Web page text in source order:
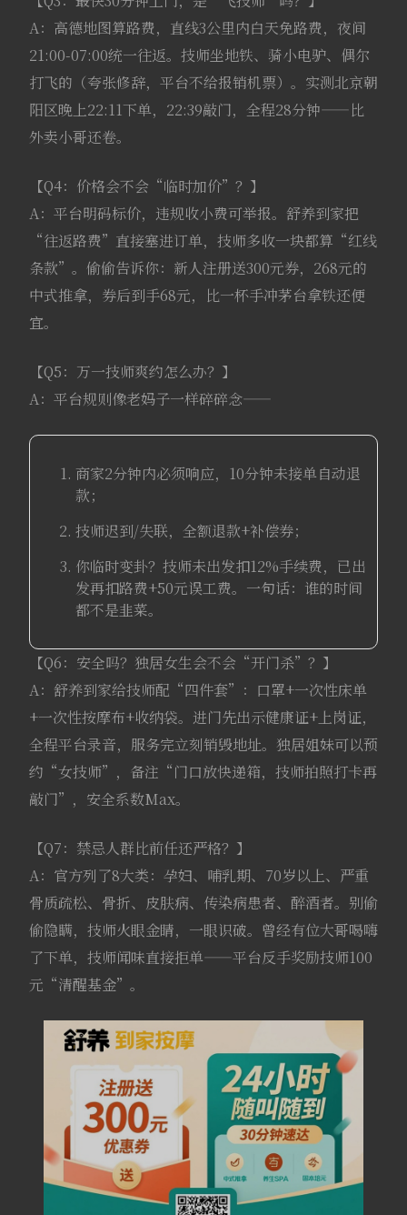
A：高德地图算路费，直线3公里内白天免路费，夜间
21:00-07:00统一往返。技师坐地铁、骑小电驴、偶尔
打飞的（夸张修辞，平台不给报销机票）。实测北京朝
阳区晚上22:11下单，22:39敲门，全程28分钟——比
外卖小哥还卷。
【Q4：价格会不会“临时加价”？】
A：平台明码标价，违规收小费可举报。舒养到家把
“往返路费”直接塞进订单，技师多收一块都算“红线
条款”。偷偷告诉你：新人注册送300元券，268元的
中式推拿，券后到手68元，比一杯手冲茅台拿铁还便
宜。
【Q5：万一技师爽约怎么办？】
A：平台规则像老妈子一样碎碎念——
商家2分钟内必须响应，10分钟未接单自动退
款；
技师迟到/失联，全额退款+补偿券；
你临时变卦？技师未出发扣12%手续费，已出
发再扣路费+50元误工费。一句话：谁的时间
都不是韭菜。
【Q6：安全吗？独居女生会不会“开门杀”？】
A：舒养到家给技师配“四件套”：口罩+一次性床单
+一次性按摩布+收纳袋。进门先出示健康证+上岗证，
全程平台录音，服务完立刻销毁地址。独居姐妹可以预
约“女技师”，备注“门口放快递箱，技师拍照打卡再
敲门”，安全系数Max。
【Q7：禁忌人群比前任还严格？】
A：官方列了8大类：孕妇、哺乳期、70岁以上、严重
骨质疏松、骨折、皮肤病、传染病患者、醉酒者。别偷
偷隐瞒，技师火眼金睛，一眼识破。曾经有位大哥喝嗨
了下单，技师闻味直接拒单——平台反手奖励技师100
元“清醒基金”。